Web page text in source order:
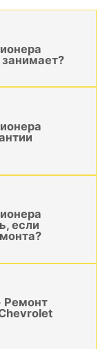
если
Ремонт